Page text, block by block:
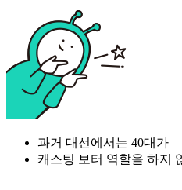
과거 대선에서는 40대가
캐스팅 보터 역할을 하지